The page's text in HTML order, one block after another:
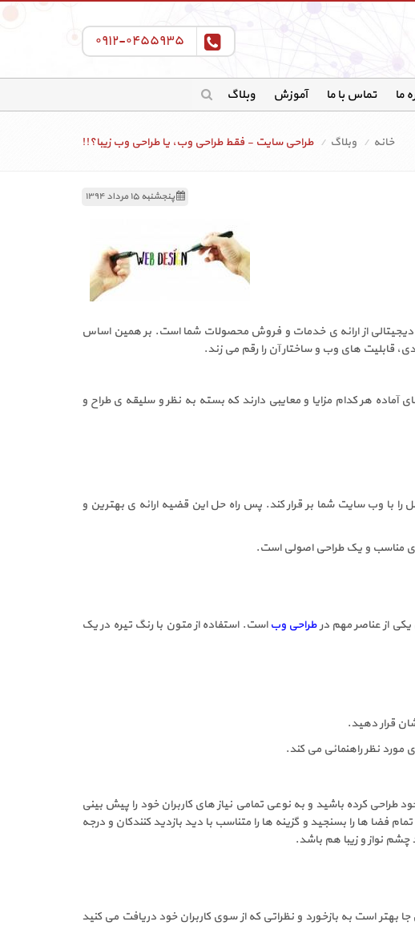
۰۹۱۲-۰۴۵۵۹۳۵
ما تماس با ما آموزش وبلاگ
خانه وبلاگ طراحی سایت - فقط طراحی وب، یا طراحی وب زیبا؟!!
پنجشنبه ۱۵ مرداد ۱۳۹۴
از ارائه ی خدمات و فروش محصولات شما است. بر همین اساس
قابلیت های وب و ساختار آن را رقم می زند.
آماده هر کدام مزایا و معایبی دارند که بسته به نظر و سلیقه ی طراح و
با وب سایت شما بر قرار کند. پس راه حل این قضیه ارائه ی بهترین و
ی مناسب و یک طراحی اصولی است.
از عناصر مهم درطراحی وباست. استفاده از متون با رنگ تیره در یک
قرار دهید.
مورد نظر راهنمائی می کند.
کرده باشید و به نوعی تمامی نیاز های کاربران خود را پیش بینی
فضا ها را بسنجید و گزینه ها را متناسب با دید بازدید کنندکان و درجه
نواز و زیبا هم باشد.
است به بازخورد و نظراتی که از سوی کاربران خود دریافت می کنید